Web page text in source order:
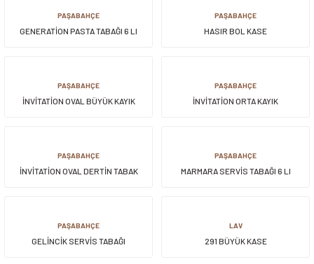
PAŞABAHÇE
GENERATİON PASTA TABAĞI 6 LI
PAŞABAHÇE
HASIR BOL KASE
PAŞABAHÇE
İNVİTATİON OVAL BÜYÜK KAYIK
PAŞABAHÇE
İNVİTATİON ORTA KAYIK
PAŞABAHÇE
İNVİTATİON OVAL DERTİN TABAK
PAŞABAHÇE
MARMARA SERVİS TABAĞI 6 LI
PAŞABAHÇE
GELİNCİK SERVİS TABAĞI
LAV
291 BÜYÜK KASE